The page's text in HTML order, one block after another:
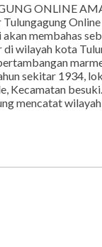
ONLINE
membahas
wilayah kota
sekitar 1934,
Kecamatan
mencatat